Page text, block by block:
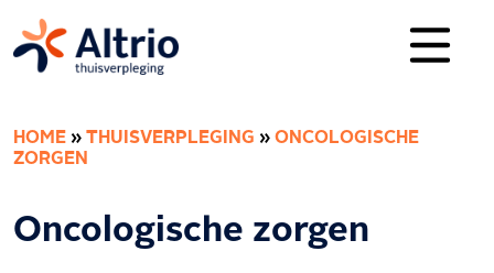
HOME » THUISVERPLEGING » ONCOLOGISCHE
ZORGEN
Oncologische zorgen